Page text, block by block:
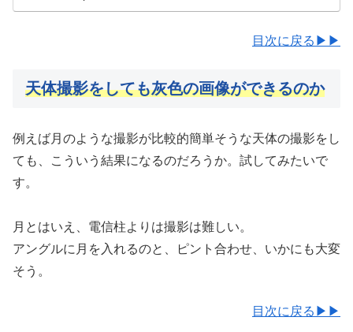
目次に戻る▶▶
天体撮影をしても灰色の画像ができるのか
例えば月のような撮影が比較的簡単そうな天体の撮影をし
ても、こういう結果になるのだろうか。試してみたいで
す。
月とはいえ、電信柱よりは撮影は難しい。
アングルに月を入れるのと、ピント合わせ、いかにも大変
そう。
目次に戻る▶▶